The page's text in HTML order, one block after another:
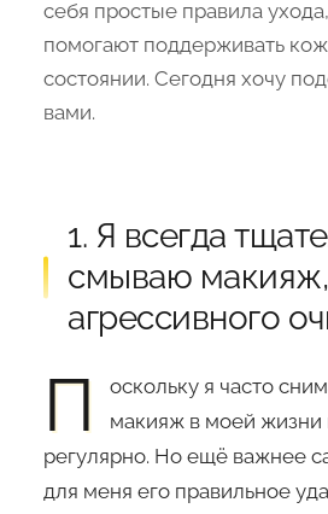
себя простые правила
помогают поддерживать
состоянии. Сегодня хочу
вами.
1. Я всегда
смываю
агрессивного
П
оскольку я часто
макияж в моей жизни
регулярно. Но ещё важнее
для меня его правильное